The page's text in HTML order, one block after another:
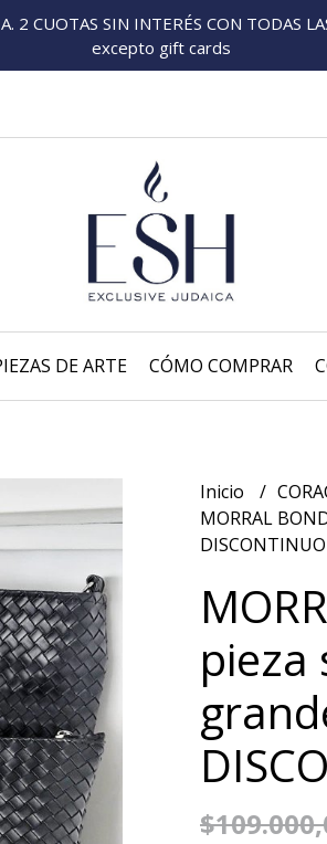
2 CUOTAS SIN INTERÉS CON TODAS
excepto gift cards
DE ARTE CÓMO COMPRAR
Inicio
MORRAL
DISCONTINUO
pieza